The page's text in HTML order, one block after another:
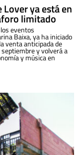
ya está en
limitado
eventos
Baixa, ya ha iniciado
venta anticipada de
y volverá a
y música en